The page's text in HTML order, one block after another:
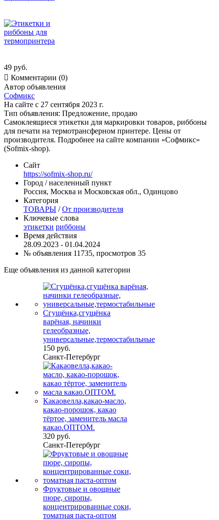
49 руб.
 Комментарии (0)
Автор объявления
Софмикс
На сайте с 27 сентября 2023 г.
Тип объявления: Предложение, продаю
Самоклеящиеся этикетки для маркировки товаров, риббоны
для печати на термотрансферном принтере. Цены от
производителя. Подробнее на сайте компании «Софмикс»
(Sofmix-shop).
Сайт
https://sofmix-shop.ru/
Город / населенный пункт
Россия, Москва и Московская обл., Одинцово
Категория
ТОВАРЫ /От производителя
Ключевые слова
этикетки риббоны
Время действия
28.09.2023 - 01.04.2024
№ объявления 11735, просмотров 35
Еще объявления из данной категории
Сгущёнка,сгущёнка
варёная, начинки
гелеобразные,
универсальные,термостабильные
150 руб.
Санкт-Петербург
Какаовелла,какао-масло,
какао-порошок, какао
тёртое, заменитель масла
какао.ОПТОМ.
320 руб.
Санкт-Петербург
Фруктовые и овощные
пюре, сиропы,
концентрированные соки,
томатная паста-оптом